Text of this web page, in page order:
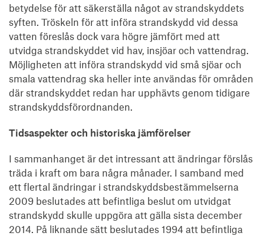
betydelse för att säkerställa något av strandskyddets
syften. Tröskeln för att införa strandskydd vid dessa
vatten föreslås dock vara högre jämfört med att
utvidga strandskyddet vid hav, insjöar och vattendrag.
Möjligheten att införa strandskydd vid små sjöar och
smala vattendrag ska heller inte användas för områden
där strandskyddet redan har upphävts genom tidigare
strandskyddsförordnanden.
Tidsaspekter och historiska jämförelser
I sammanhanget är det intressant att ändringar förslås
träda i kraft om bara några månader. I samband med
ett flertal ändringar i strandskyddsbestämmelserna
2009 beslutades att befintliga beslut om utvidgat
strandskydd skulle uppgöra att gälla sista december
2014. På liknande sätt beslutades 1994 att befintliga